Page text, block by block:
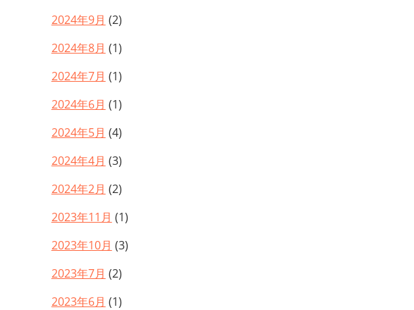
2024年9月 (2)
2024年8月 (1)
2024年7月 (1)
2024年6月 (1)
2024年5月 (4)
2024年4月 (3)
2024年2月 (2)
2023年11月 (1)
2023年10月 (3)
2023年7月 (2)
2023年6月 (1)